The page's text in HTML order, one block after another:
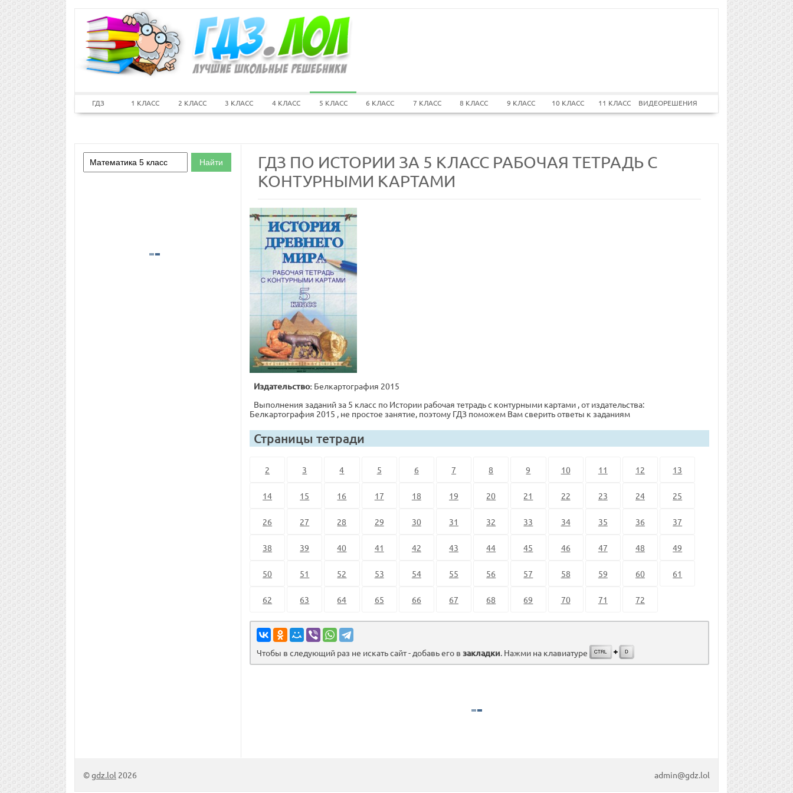
ГДЗ 1 КЛАСС 2 КЛАСС 3 КЛАСС 4 КЛАСС 5 КЛАСС 6 КЛАСС 7 КЛАСС 8 КЛАСС 9 КЛАСС 10 КЛАСС 11 КЛАСС ВИДЕОРЕШЕНИЯ
ГДЗ ПО ИСТОРИИ ЗА 5 КЛАСС РАБОЧАЯ ТЕТРАДЬ С
КОНТУРНЫМИ КАРТАМИ
Издательство: Белкартография 2015
Выполнения заданий за 5 класс по Истории рабочая тетрадь с контурными картами , от издательства:
Белкартография 2015 , не простое занятие, поэтому ГДЗ поможем Вам сверить ответы к заданиям
Страницы тетради
2 3 4 5 6 7 8 9 10 11 12 13
14 15 16 17 18 19 20 21 22 23 24 25
26 27 28 29 30 31 32 33 34 35 36 37
38 39 40 41 42 43 44 45 46 47 48 49
50 51 52 53 54 55 56 57 58 59 60 61
62 63 64 65 66 67 68 69 70 71 72
Чтобы в следующий раз не искать сайт - добавь его в закладки. Нажми на клавиатуре
©gdz.lol 2026 admin@gdz.lol